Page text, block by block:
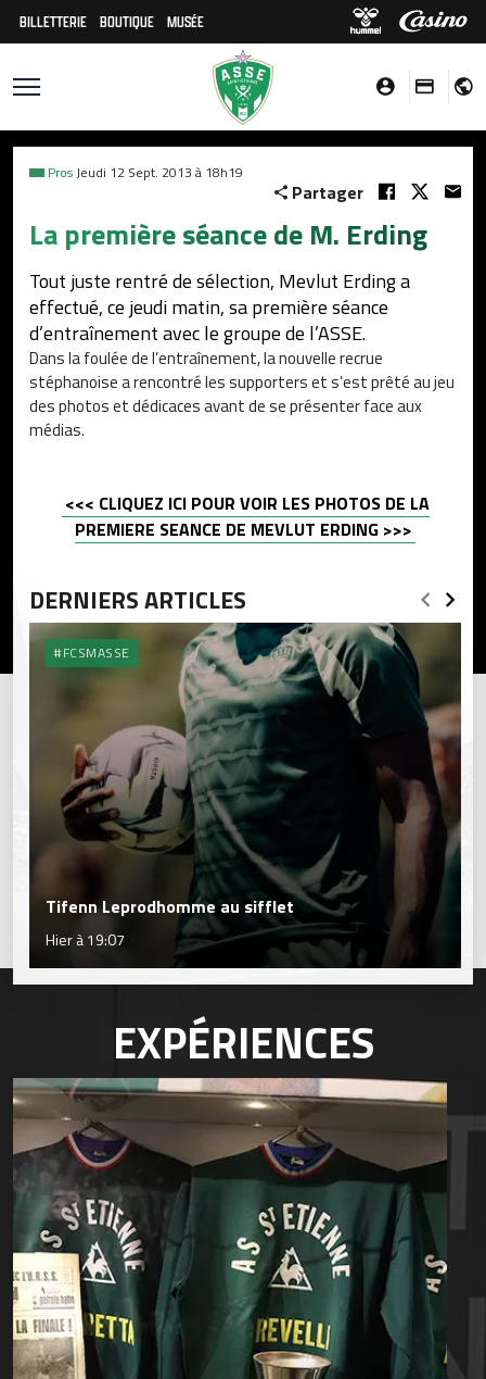
BILLETTERIE BOUTIQUE MUSÉE
ProsJeudi 12 Sept. 2013 à 18h19
Partager
La première séance de M. Erding
Tout juste rentré de sélection, Mevlut Erding a
effectué, ce jeudi matin, sa première séance
d’entraînement avec le groupe de l’ASSE.
Dans la foulée de l’entraînement, la nouvelle recrue
stéphanoise a rencontré les supporters et s’est prêté au jeu
des photos et dédicaces avant de se présenter face aux
médias.
<<< CLIQUEZ ICI POUR VOIR LES PHOTOS DE LA
PREMIERE SEANCE DE MEVLUT ERDING >>>
DERNIERS ARTICLES
#FCSMASSE
Tifenn Leprodhomme au sifflet
Hier à 19:07
EXPÉRIENCES